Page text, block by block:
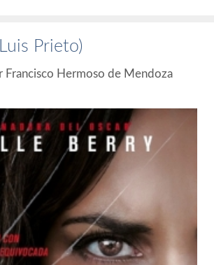
Prieto)
Francisco Hermoso de Mendoza